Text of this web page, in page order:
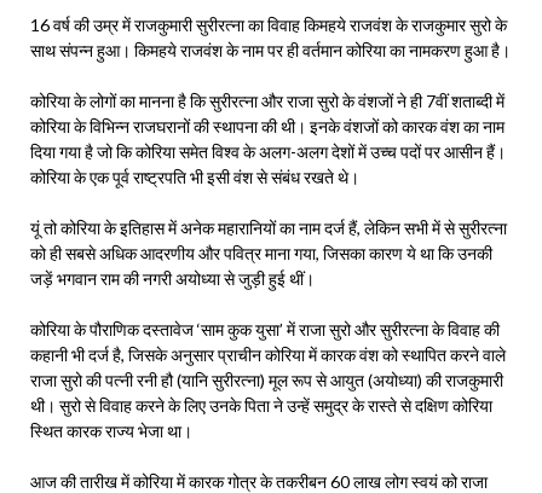
16 वर्ष की उम्र में राजकुमारी सुरीरत्ना का विवाह किमहये राजवंश के राजकुमार सुरो के
साथ संपन्न हुआ। किमहये राजवंश के नाम पर ही वर्तमान कोरिया का नामकरण हुआ है।
कोरिया के लोगों का मानना है कि सुरीरत्ना और राजा सुरो के वंशजों ने ही 7वीं शताब्दी में
कोरिया के विभिन्न राजघरानों की स्थापना की थी। इनके वंशजों को कारक वंश का नाम
दिया गया है जो कि कोरिया समेत विश्व के अलग-अलग देशों में उच्च पदों पर आसीन हैं।
कोरिया के एक पूर्व राष्ट्रपति भी इसी वंश से संबंध रखते थे।
यूं तो कोरिया के इतिहास में अनेक महारानियों का नाम दर्ज हैं, लेकिन सभी में से सुरीरत्ना
को ही सबसे अधिक आदरणीय और पवित्र माना गया, जिसका कारण ये था कि उनकी
जड़ें भगवान राम की नगरी अयोध्या से जुड़ी हुई थीं।
कोरिया के पौराणिक दस्तावेज ‘साम कुक युसा’ में राजा सुरो और सुरीरत्ना के विवाह की
कहानी भी दर्ज है, जिसके अनुसार प्राचीन कोरिया में कारक वंश को स्थापित करने वाले
राजा सुरो की पत्नी रनी हौ (यानि सुरीरत्ना) मूल रूप से आयुत (अयोध्या) की राजकुमारी
थी। सुरो से विवाह करने के लिए उनके पिता ने उन्हें समुद्र के रास्ते से दक्षिण कोरिया
स्थित कारक राज्य भेजा था।
आज की तारीख में कोरिया में कारक गोत्र के तकरीबन 60 लाख लोग स्वयं को राजा